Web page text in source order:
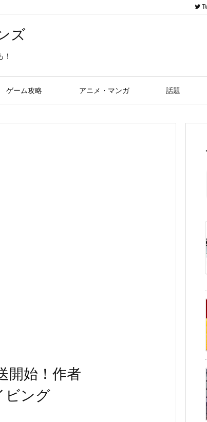
ズ
ゲーム攻略 アニメ・マンガ 話題
開始！作者
ビング